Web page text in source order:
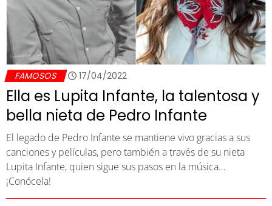
FAMOSOS 17/04/2022
Ella es Lupita Infante, la talentosa y
bella nieta de Pedro Infante
El legado de Pedro Infante se mantiene vivo gracias a sus
canciones y películas, pero también a través de su nieta
Lupita Infante, quien sigue sus pasos en la música…
¡Conócela!